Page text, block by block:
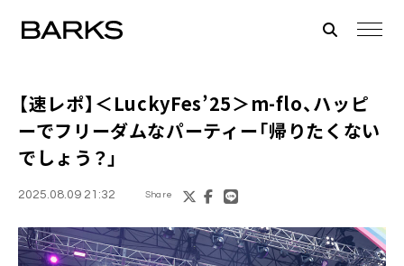
【速レポ】＜LuckyFes’25＞m-flo、ハッピ
ーでフリーダムなパーティー「帰りたくない
でしょう？」
2025.08.09 21:32 Share